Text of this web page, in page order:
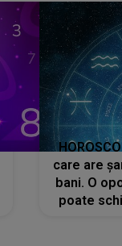
care are
bani. O
poate